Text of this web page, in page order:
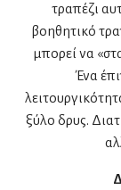
τραπέζι
βοηθητικό
μπορεί να
Ένα
ξύλο δρυς.